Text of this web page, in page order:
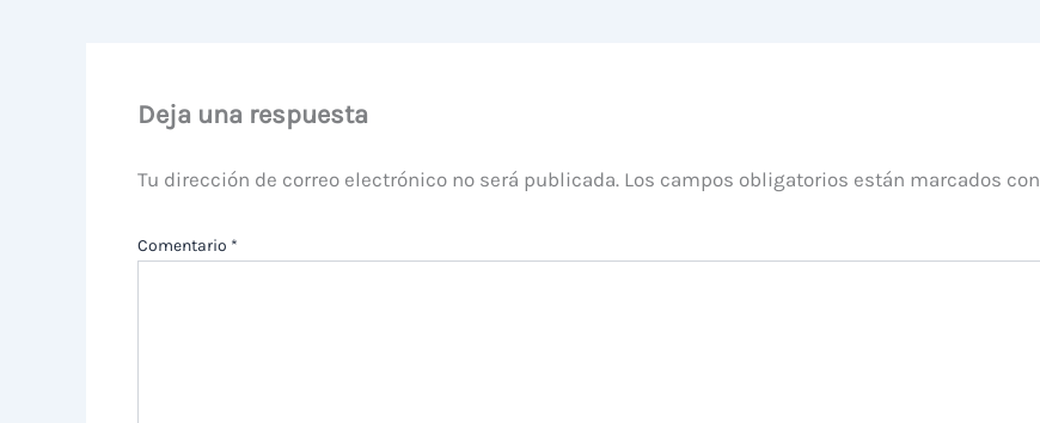
Deja una respuesta
Tu dirección de correo electrónico no será publicada. Los campos obligatorios están marcados con
Comentario *